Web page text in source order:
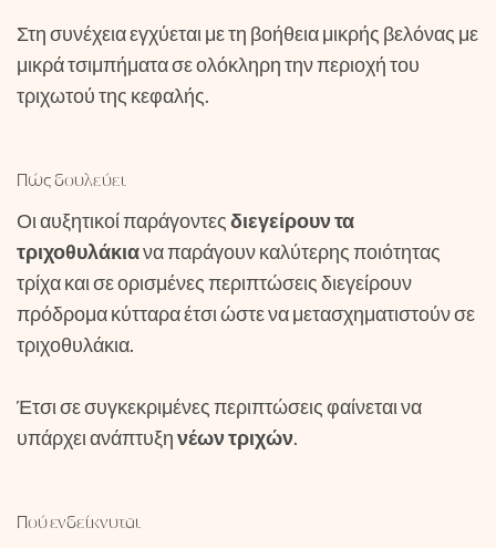
Στη συνέχεια εγχύεται με τη βοήθεια μικρής βελόνας με
μικρά τσιμπήματα σε ολόκληρη την περιοχή του
τριχωτού της κεφαλής.
Πώς δουλεύει
Οι αυξητικοί παράγοντεςδιεγείρουν τα
τριχοθυλάκιανα παράγουν καλύτερης ποιότητας
τρίχα και σε ορισμένες περιπτώσεις διεγείρουν
πρόδρομα κύτταρα έτσι ώστε να μετασχηματιστούν σε
τριχοθυλάκια.
Έτσι σε συγκεκριμένες περιπτώσεις φαίνεται να
υπάρχει ανάπτυξηνέων τριχών.
Πού ενδείκνυται